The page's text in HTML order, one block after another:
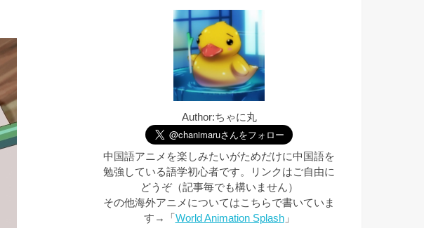
Author:ちゃに丸
中国語アニメを楽しみたいがためだけに中国語を
勉強している語学初心者です。リンクはご自由に
どうぞ（記事毎でも構いません）
その他海外アニメについてはこちらで書いていま
す→「 World Animation Splash」